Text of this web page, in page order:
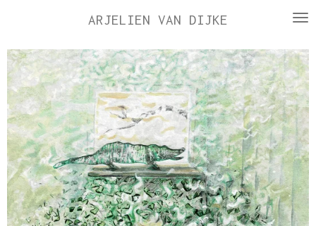
naar
de
hoofdinhoud
ARJELIEN VAN DIJKE